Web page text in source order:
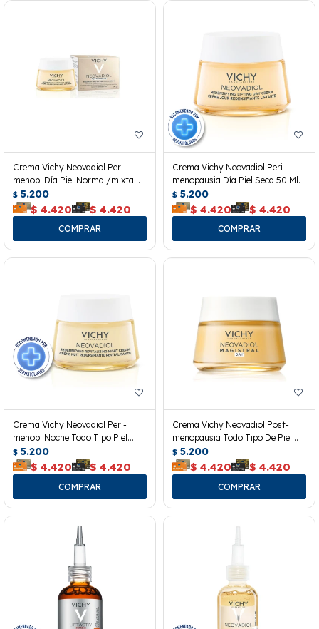
Crema Vichy Neovadiol Peri-
menop. Día Piel Normal/mixta
50ml
$ 5.200
$ 4.420 $ 4.420
Crema Vichy Neovadiol Peri-
menopausia Día Piel Seca 50 Ml.
$ 5.200
$ 4.420 $ 4.420
Crema Vichy Neovadiol Peri-
menop. Noche Todo Tipo Piel
50ml
$ 5.200
$ 4.420 $ 4.420
Crema Vichy Neovadiol Post-
menopausia Todo Tipo De Piel
50ml
$ 5.200
$ 4.420 $ 4.420